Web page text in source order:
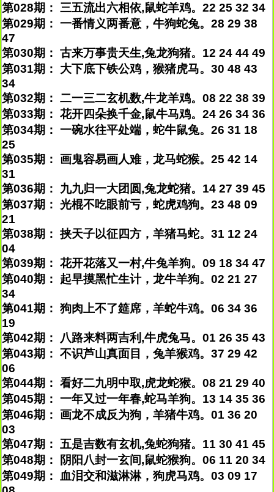
第028期： 三五流出六相依,鼠蛇羊鸡。22 25 32 34
第029期： 一番情义两番意，牛狗蛇兔。28 29 38
47
第030期： 古来万事贵天生,兔龙狗猪。12 24 44 49
第031期： 大下底下铁公鸡，猴猪虎马。30 48 43
34
第032期： 二一三二玄机数,牛龙羊鸡。08 22 38 39
第033期： 花开四朵换千金,鼠牛马鸡。24 26 34 36
第034期： 一碗水往平处端，蛇牛鼠兔。26 31 18
25
第035期： 画鬼容易画人难，龙马蛇猴。25 42 14
31
第036期： 九九归一大团圆,兔龙蛇猪。14 27 39 45
第037期： 光棍不吃眼前亏，蛇虎鸡狗。23 48 09
21
第038期： 挟天子以征四方，羊猪马蛇。31 12 24
04
第039期： 花开花落又一村,牛兔羊狗。09 18 34 47
第040期： 起早摸黑忙生计，龙牛羊狗。02 21 27
34
第041期： 狗肉上不了筵席，羊蛇牛鸡。06 34 36
19
第042期： 八路来料两吉利,牛虎兔马。01 26 35 43
第043期： 不识芦山真面目，兔羊猴鸡。37 29 42
06
第044期： 看好二九明中取,虎龙蛇猴。08 21 29 40
第045期： 一年又过一年春,蛇马羊狗。13 14 35 36
第046期： 画龙不成反为狗，羊猪牛鸡。01 36 20
03
第047期： 五是吉数有玄机,兔蛇狗猪。11 30 41 45
第048期： 阴阳八封一玄间,鼠蛇猴狗。06 11 20 34
第049期： 血泪交和滋淋淋，狗虎马鸡。03 09 17